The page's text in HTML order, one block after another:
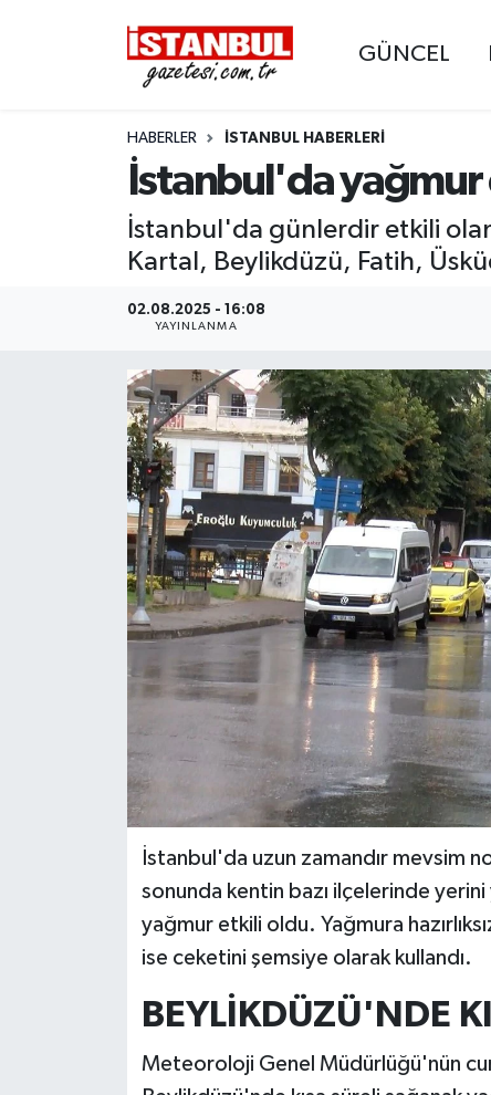
GÜNCEL
HABERLER İSTANBUL HABERLERI
İstanbul'da
İstanbul'da günlerdir etkili
Kartal, Beylikdüzü, Fatih,
02.08.2025 - 16:08
YAYINLANMA
İstanbul'da uzun zamandır mevsim
sonunda kentin bazı ilçelerinde
yağmur etkili oldu. Yağmura
ise ceketini şemsiye olarak kullandı.
BEYLİKDÜZÜ'NDE
Meteoroloji Genel Müdürlüğü'nün
EKONOMİ
İSTANBUL
MAGAZİN
KÜLTÜR SANAT
SAĞLIK
BİLİM VE TEKNOLOJİ
OTOMOBİL
KURUMSAL
Nöbetçi Eczaneler
Hava Durumu
Trafik Durumu
Süper Lig Puan Durumu ve Fikstür
Tüm Manşetler
Son Dakika Haberleri
Haber Arşivi